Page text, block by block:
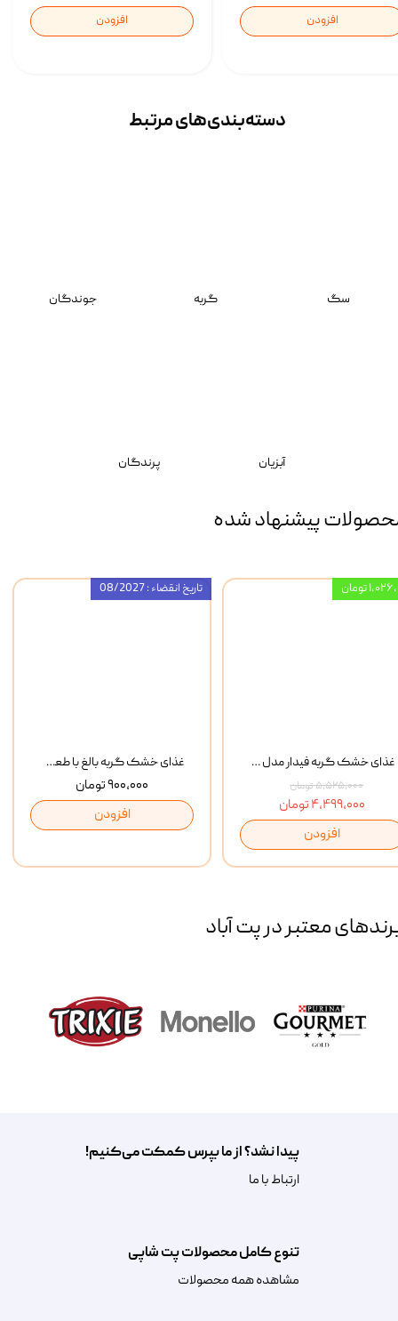
افزودن افزودن
سگ گربه جوندگان
آبزیان پرندگان
دسته‌بندی‌‌های مرتبط
پیشنهاد شده
غذای خشک گربه بالغ با طعم مرغ و برنج رفلکس Reflex Multi Color Chicken And Rice وزن 1 کیلوگرم
۹۰۰,۰۰۰ تومان
افزودن
تاریخ انقضاء : 08/2027
غذای خشک گربه فیدار مدل Adult وزن 10 کیلوگرم
۵,۵۲۵,۰۰۰ تومان
۴,۴۹۹,۰۰۰ تومان
افزودن
تومان
معتبر در پت آباد
تنوع کامل محصولات پت شاپی
مشاهده همه محصولات
پیدا نشد؟ از ما بپرس کمکت می‌کنیم!
​​​ارتباط با ما